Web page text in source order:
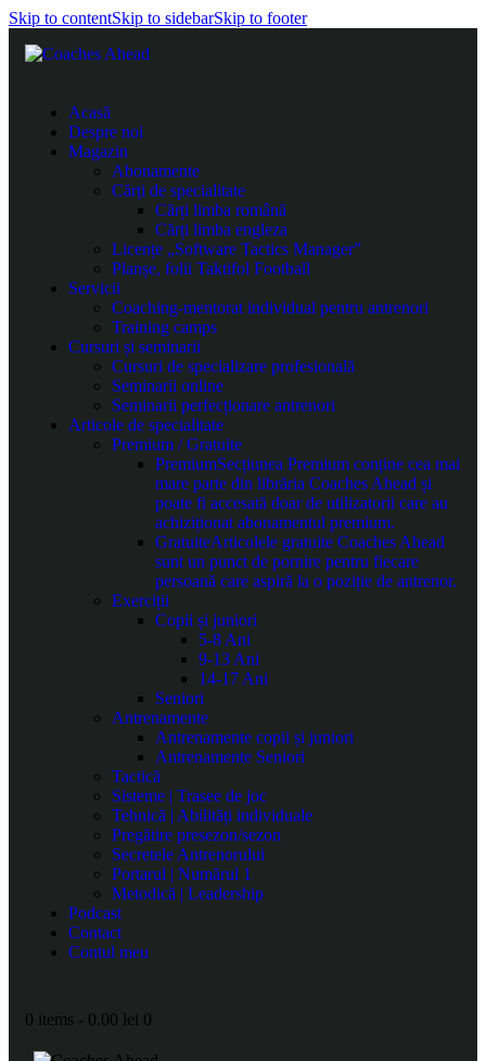
Skip to contentSkip to sidebarSkip to footer
Acasă
Despre noi
Magazin
Abonamente
Cărți de specialitate
Cărți limba română
Cărți limba engleza
Licențe „Software Tactics Manager”
Planșe, folii Taktifol Football
Servicii
Coaching-mentorat individual pentru antrenori
Training camps
Cursuri și seminarii
Cursuri de specializare profesională
Seminarii online
Seminarii perfecționare antrenori
Articole de specialitate
Premium / Gratuite
PremiumSecțiunea Premium conține cea mai
mare parte din librăria Coaches Ahead și
poate fi accesată doar de utilizatorii care au
achiziționat abonamentul premium.
GratuiteArticolele gratuite Coaches Ahead
sunt un punct de pornire pentru fiecare
persoană care aspiră la o poziție de antrenor.
Exerciții
Copii și juniori
5-8 Ani
9-13 Ani
14-17 Ani
Seniori
Antrenamente
Antrenamente copii și juniori
Antrenamente Seniori
Tactică
Sisteme | Trasee de joc
Tehnică | Abilități individuale
Pregătire presezon/sezon
Secretele Antrenorului
Portarul | Numărul 1
Metodică | Leadership
Podcast
Contact
Contul meu
0 items - 0.00 lei 0